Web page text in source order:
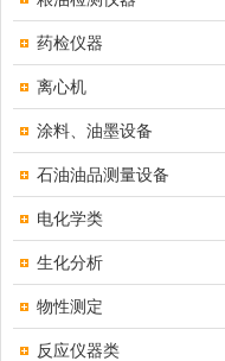
药检仪器
离心机
涂料、油墨设备
石油油品测量设备
电化学类
生化分析
物性测定
反应仪器类